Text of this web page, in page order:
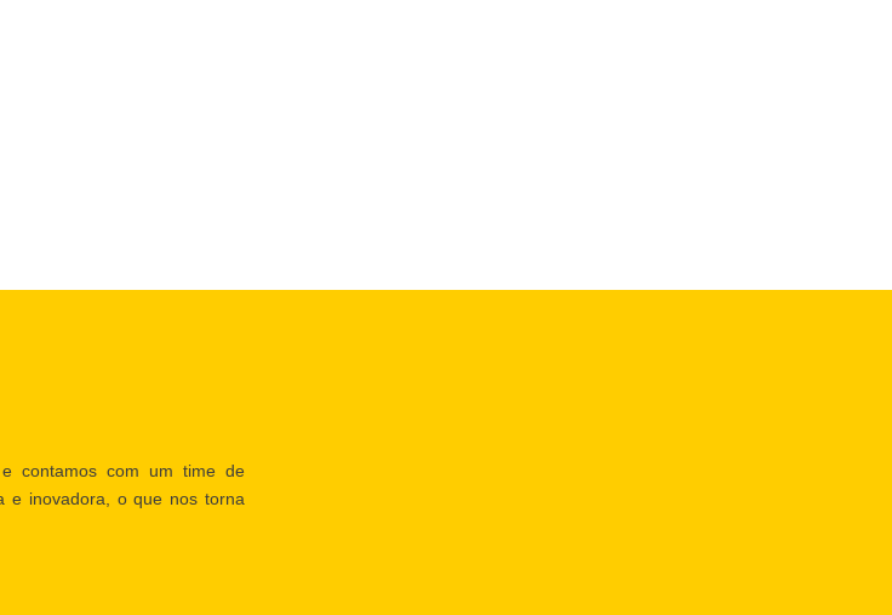
contamos com um time de
e inovadora, o que nos torna